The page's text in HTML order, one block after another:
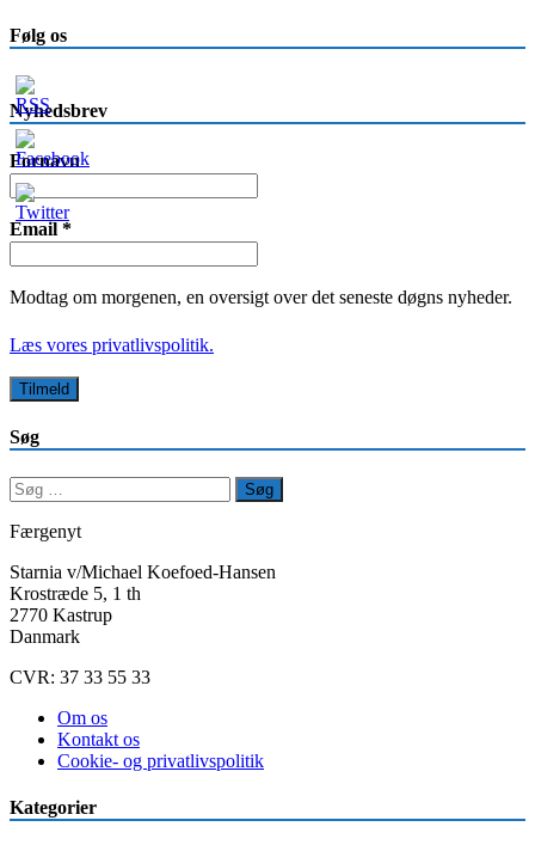
Følg os
Nyhedsbrev
Fornavn
Email *
Modtag om morgenen, en oversigt over det seneste døgns nyheder.
Læs vores privatlivspolitik.
Søg
Søg
efter:
Færgenyt
Starnia v/Michael Koefoed-Hansen
Krostræde 5, 1 th
2770 Kastrup
Danmark
CVR: 37 33 55 33
Om os
Kontakt os
Cookie- og privatlivspolitik
Kategorier